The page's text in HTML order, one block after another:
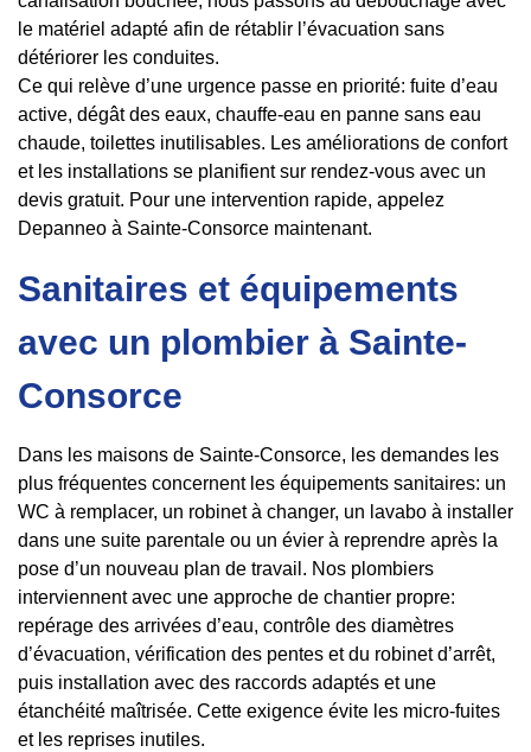
le matériel adapté afin de rétablir l’évacuation sans
détériorer les conduites.
Ce qui relève d’une urgence passe en priorité: fuite d’eau
active, dégât des eaux, chauffe-eau en panne sans eau
chaude, toilettes inutilisables. Les améliorations de confort
et les installations se planifient sur rendez-vous avec un
devis gratuit. Pour une intervention rapide, appelez
Depanneo à Sainte-Consorce maintenant.
Sanitaires et équipements
avec un plombier à Sainte-
Consorce
Dans les maisons de Sainte-Consorce, les demandes les
plus fréquentes concernent les équipements sanitaires: un
WC à remplacer, un robinet à changer, un lavabo à installer
dans une suite parentale ou un évier à reprendre après la
pose d’un nouveau plan de travail. Nos plombiers
interviennent avec une approche de chantier propre:
repérage des arrivées d’eau, contrôle des diamètres
d’évacuation, vérification des pentes et du robinet d’arrêt,
puis installation avec des raccords adaptés et une
étanchéité maîtrisée. Cette exigence évite les micro-fuites
et les reprises inutiles.